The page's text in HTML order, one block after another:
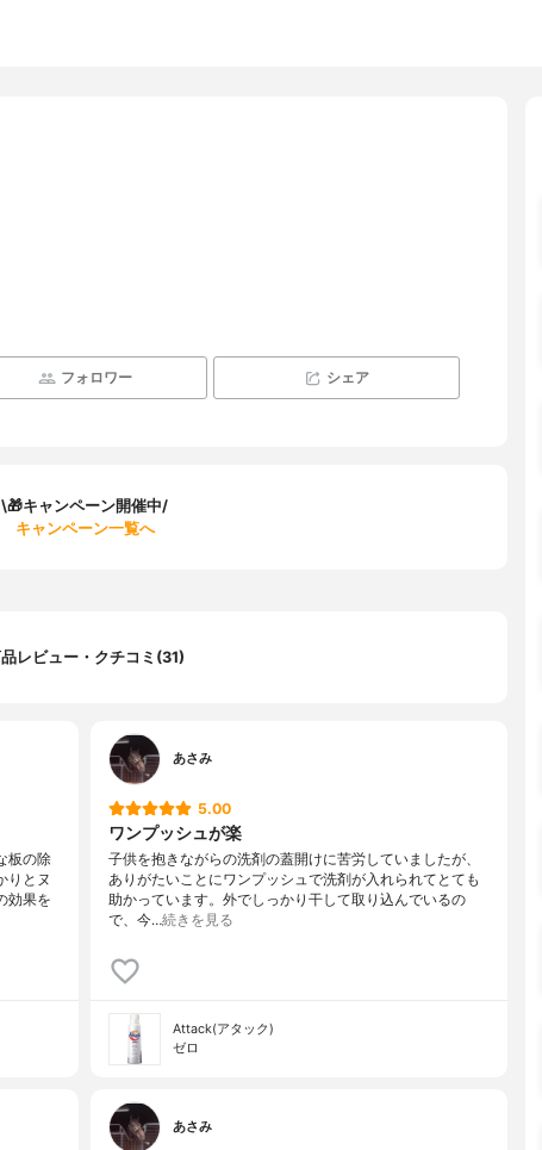
フォロワー シェア
\🎁キャンペーン開催中/
キャンペーン一覧へ
レビュー・クチコミ(31)
板の除
りとヌ
効果を
あさみ
5.00
ワンプッシュが楽
子供を抱きながらの洗剤の蓋開けに苦労していましたが、
ありがたいことにワンプッシュで洗剤が入れられてとても
助かっています。外でしっかり干して取り込んでいるの
で、今…続きを見る
Attack(アタック)
ゼロ
あさみ